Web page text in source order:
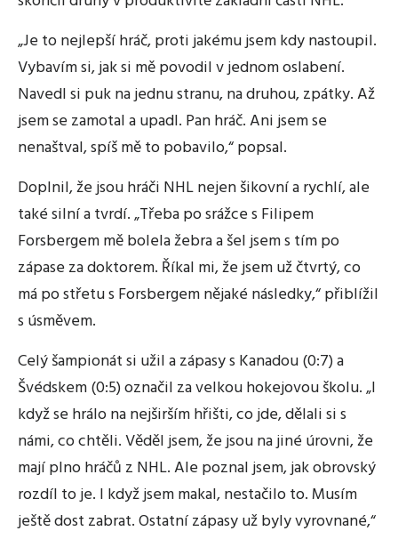
„Je to nejlepší hráč, proti jakému jsem kdy nastoupil.
Vybavím si, jak si mě povodil v jednom oslabení.
Navedl si puk na jednu stranu, na druhou, zpátky. Až
jsem se zamotal a upadl. Pan hráč. Ani jsem se
nenaštval, spíš mě to pobavilo,“ popsal.
Doplnil, že jsou hráči NHL nejen šikovní a rychlí, ale
také silní a tvrdí. „Třeba po srážce s Filipem
Forsbergem mě bolela žebra a šel jsem s tím po
zápase za doktorem. Říkal mi, že jsem už čtvrtý, co
má po střetu s Forsbergem nějaké následky,“ přiblížil
s úsměvem.
Celý šampionát si užil a zápasy s Kanadou (0:7) a
Švédskem (0:5) označil za velkou hokejovou školu. „I
když se hrálo na nejširším hřišti, co jde, dělali si s
námi, co chtěli. Věděl jsem, že jsou na jiné úrovni, že
mají plno hráčů z NHL. Ale poznal jsem, jak obrovský
rozdíl to je. I když jsem makal, nestačilo to. Musím
ještě dost zabrat. Ostatní zápasy už byly vyrovnané,“